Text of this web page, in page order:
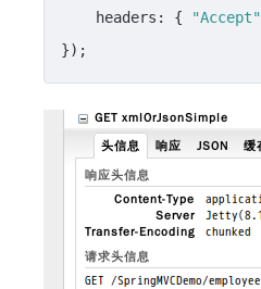
headers : { "Accept"
});